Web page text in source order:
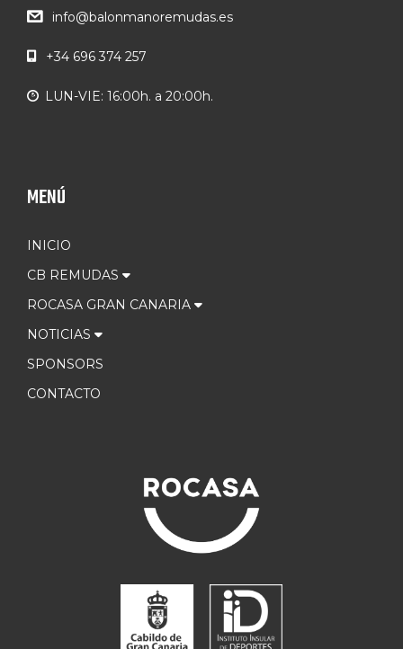
info@balonmanoremudas.es
+34 696 374 257
LUN-VIE: 16:00h. a 20:00h.
MENÚ
INICIO
CB REMUDAS
ROCASA GRAN CANARIA
NOTICIAS
SPONSORS
CONTACTO